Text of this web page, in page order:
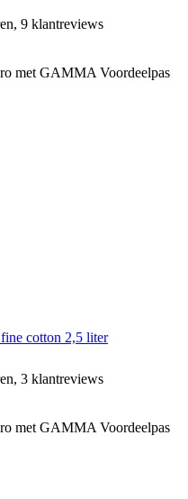
9 klantreviews
met GAMMA Voordeelpas
cotton 2,5 liter
3 klantreviews
met GAMMA Voordeelpas